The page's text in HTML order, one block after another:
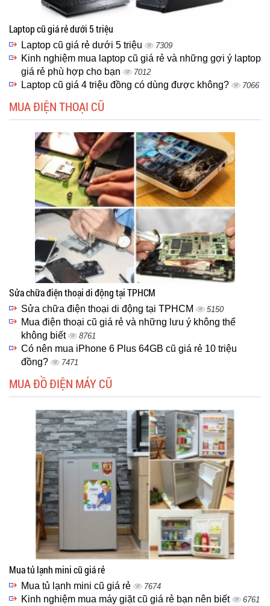
Laptop cũ giá rẻ dưới 5 triệu
Laptop cũ giá rẻ dưới 5 triệu 7309
Kinh nghiệm mua laptop cũ giá rẻ và những gợi ý laptop
giá rẻ phù hợp cho bạn
7012
Laptop cũ giá 4 triệu đồng có dùng được không? 7066
MUA ĐIỆN THOẠI CŨ
Sửa chữa điện thoại di động tại TPHCM
Sửa chữa điện thoại di động tại TPHCM 5150
Mua điện thoại cũ giá rẻ và những lưu ý không thể
không biết
8761
Có nên mua iPhone 6 Plus 64GB cũ giá rẻ 10 triệu
đồng?
7471
MUA ĐỒ ĐIỆN MÁY CŨ
Mua tủ lạnh mini cũ giá rẻ
Mua tủ lạnh mini cũ giá rẻ 7674
Kinh nghiệm mua máy giặt cũ giá rẻ bạn nên biết 6761